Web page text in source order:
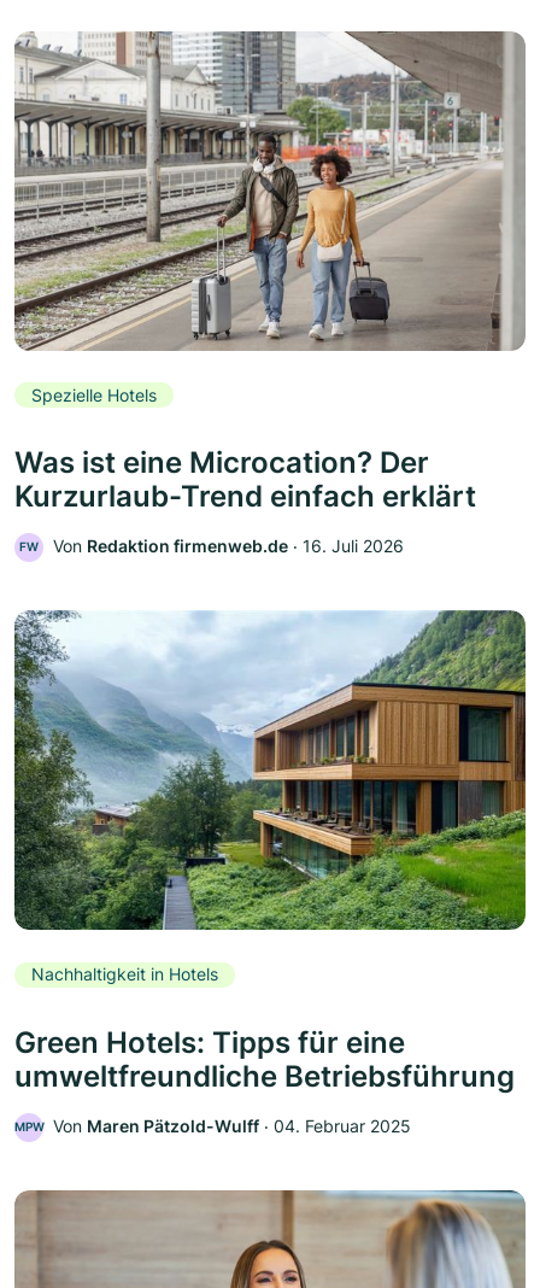
Spezielle Hotels
Was ist eine Microcation? Der
Kurzurlaub-Trend einfach erklärt
FW Von Redaktion firmenweb.de ‧ 16. Juli 2026
Nachhaltigkeit in Hotels
Green Hotels: Tipps für eine
umweltfreundliche Betriebsführung
MPW Von Maren Pätzold-Wulff ‧ 04. Februar 2025